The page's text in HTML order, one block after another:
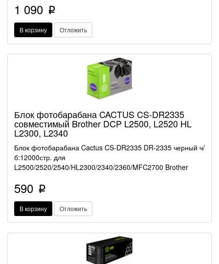
1 090 p
В корзину Отложить
Блок фотобарабана CACTUS CS-DR2335
совместимый Brother DCP L2500, L2520 HL
L2300, L2340
Блок фотобарабана Cactus CS-DR2335 DR-2335 черный ч/
б:12000стр. для
L2500/2520/2540/HL2300/2340/2360/MFC2700 Brother
590 p
В корзину Отложить